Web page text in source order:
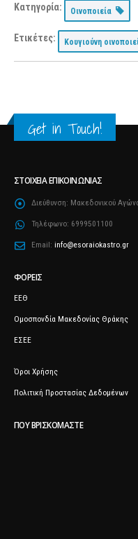
Κατηγορία: Οινοποιεία
Ετικέτες: Κουγιούνη
Get in Touch!
ΣΤΟΙΧΕΊΑ ΕΠΙΚΟΙΝΩΝΊΑΣ
Διεύθυνση: Μακεδονικού
Τηλέφωνο: 6999501100
Email: info@esoraiokastro.gr
ΦΟΡΕΊΣ
ΕΕΘ
Ομοσπονδία Μακεδονίας Θράκης
ΕΣΕΕ
Όροι Χρήσης
Πολιτική Προστασίας Δεδομένων
ΠΟΥ ΒΡΙΣΚΌΜΑΣΤΕ